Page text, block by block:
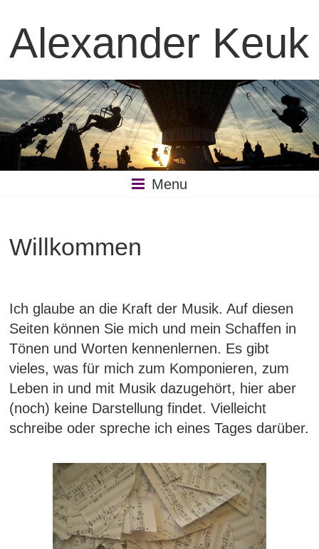
content
Alexander Keuk
Menu
Willkommen
Ich glaube an die Kraft der Musik. Auf diesen
Seiten können Sie mich und mein Schaffen in
Tönen und Worten kennenlernen. Es gibt
vieles, was für mich zum Komponieren, zum
Leben in und mit Musik dazugehört, hier aber
(noch) keine Darstellung findet. Vielleicht
schreibe oder spreche ich eines Tages darüber.